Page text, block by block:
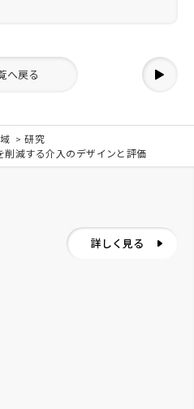
へ戻る
研究
減する介入のデザインと評価
詳しく見る